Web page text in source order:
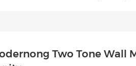
Two Tone Wall